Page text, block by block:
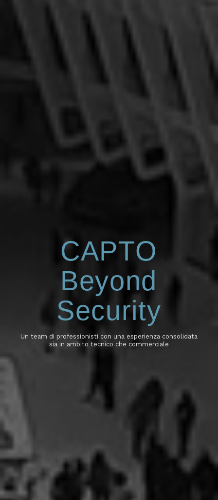
CAPTO
Beyond
Security
Un team di professionisti con una esperienza consolidata
sia in ambito tecnico che commerciale